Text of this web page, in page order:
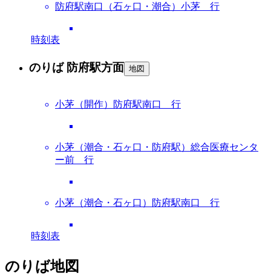
防府駅南口（石ヶ口・潮合）小茅 行
時刻表
のりば 防府駅方面 地図
小茅（開作）防府駅南口 行
小茅（潮合・石ヶ口・防府駅）総合医療センタ
ー前 行
小茅（潮合・石ヶ口）防府駅南口 行
時刻表
のりば地図